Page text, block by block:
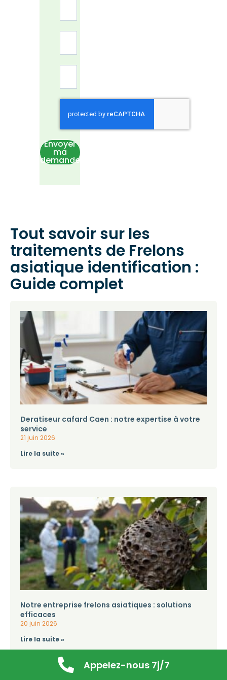
Appelez-nous 7j/7
Envoyer
ma
demande
Tout savoir sur les
traitements de Frelons
asiatique identification :
Guide complet
Deratiseur cafard Caen : notre expertise à votre
service
21 juin 2026
Lire la suite »
Notre entreprise frelons asiatiques : solutions
efficaces
20 juin 2026
Lire la suite »